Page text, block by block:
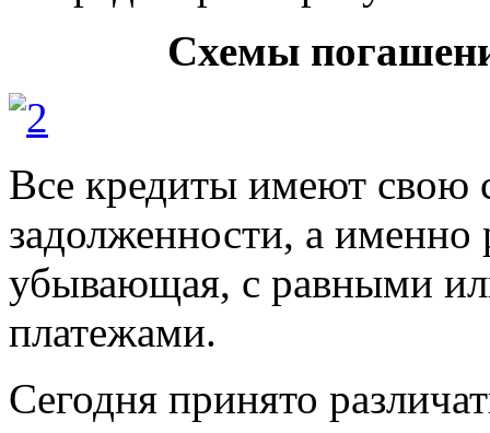
Схемы
Все кредиты имеют свою
задолженности, а именно
убывающая, с равными
платежами.
Сегодня принято